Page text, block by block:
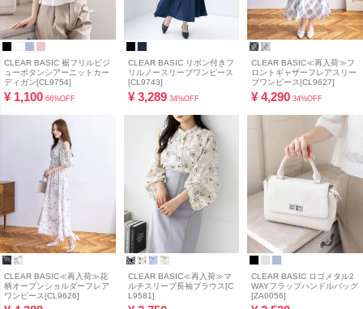
CLEAR BASIC 裾フリルビジ
ューボタンシアーニットカー
ディガン[CL9754]
¥ 1,100 66%OFF
CLEAR BASIC リボン付きフ
リルノースリーブワンピース
[CL9743]
¥ 3,289 34%OFF
CLEAR BASIC≪再入荷≫フ
ロントギャザーフレアスリー
ブワンピース[CL9627]
¥ 4,290 34%OFF
CLEAR BASIC≪再入荷≫花
柄オープンショルダーフレア
ワンピース[CL9626]
CLEAR BASIC≪再入荷≫マ
ルチスリーブ長袖ブラウス[C
L9581]
CLEAR BASIC ロゴメタル2
WAYフラップハンドルバッグ
[ZA0056]